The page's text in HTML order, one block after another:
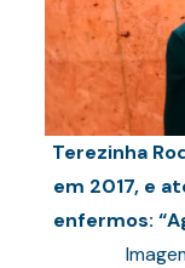
Terezinha
em 2017, e
enfermos: